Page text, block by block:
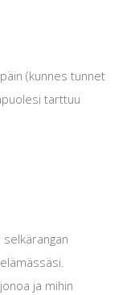
(kunnes tunnet
tarttuu
ja mihin